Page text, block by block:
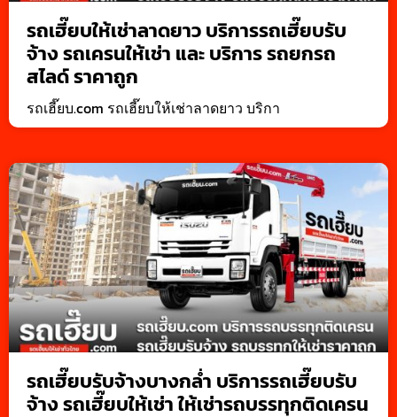
รถเฮี๊ยบให้เช่าลาดยาว บริการรถเฮี๊ยบรับ
จ้าง รถเครนให้เช่า และ บริการ รถยกรถ
สไลด์ ราคาถูก
รถเฮี๊ยบ.com รถเฮี๊ยบให้เช่าลาดยาว บริกา
รถเฮี๊ยบรับจ้างบางกล่ำ บริการรถเฮี๊ยบรับ
จ้าง รถเฮี๊ยบให้เช่า ให้เช่ารถบรรทุกติดเครน